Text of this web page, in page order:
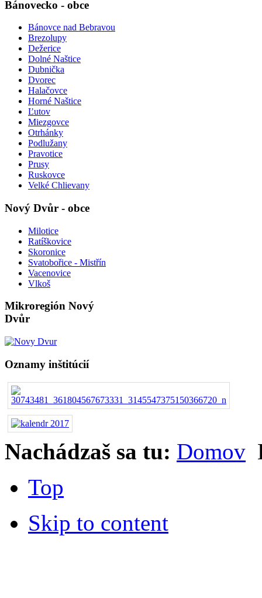
Bánovecko - obce
Bánovce nad Bebravou
Brezolupy
Dežerice
Dolné Naštice
Dubnička
Dvorec
Halačovce
Horné Naštice
Ľutov
Miezgovce
Otrhánky
Podlužany
Pravotice
Prusy
Ruskovce
Velké Chlievany
Nový Dvůr - obce
Milotice
Ratíškovice
Skoronice
Svatobořice - Mistřín
Vacenovice
Vlkoš
Mikroregión Nový
Dvůr
Oznamy inštitúcií
Nachádzaš sa tu: Domov
Top
Skip to content